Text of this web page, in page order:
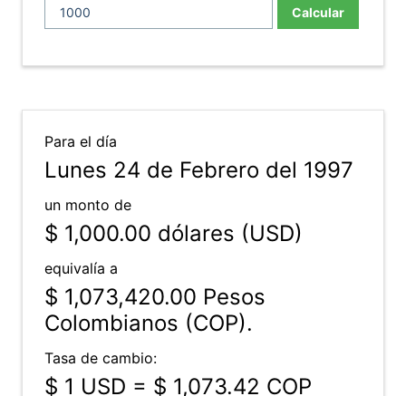
Calcular
Para el día
Lunes 24 de Febrero del 1997
un monto de
$ 1,000.00 dólares (USD)
equivalía a
$ 1,073,420.00 Pesos
Colombianos (COP).
Tasa de cambio:
$ 1 USD = $ 1,073.42 COP